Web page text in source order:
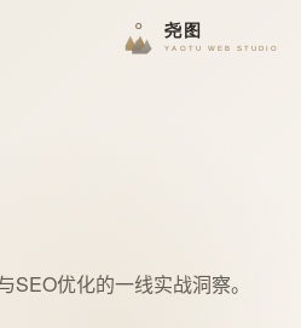
优化的一线实战洞察。